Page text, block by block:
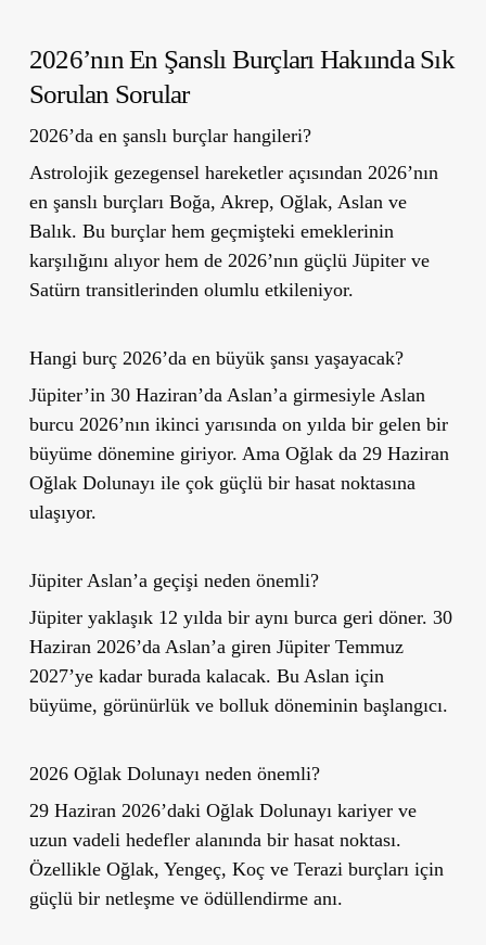
2026’nın En Şanslı Burçları Hakıında Sık
Sorulan Sorular
2026’da en şanslı burçlar hangileri?
Astrolojik gezegensel hareketler açısından 2026’nın
en şanslı burçları Boğa, Akrep, Oğlak, Aslan ve
Balık. Bu burçlar hem geçmişteki emeklerinin
karşılığını alıyor hem de 2026’nın güçlü Jüpiter ve
Satürn transitlerinden olumlu etkileniyor.
Hangi burç 2026’da en büyük şansı yaşayacak?
Jüpiter’in 30 Haziran’da Aslan’a girmesiyle Aslan
burcu 2026’nın ikinci yarısında on yılda bir gelenbir
büyüme dönemine giriyor. Ama Oğlak da 29 Haziran
Oğlak Dolunayı ile çok güçlü bir hasat noktasına
ulaşıyor.
Jüpiter Aslan’a geçişi neden önemli?
Jüpiter yaklaşık 12 yılda bir aynı burca geri döner. 30
Haziran 2026’da Aslan’a giren Jüpiter Temmuz
2027’ye kadar burada kalacak. Bu Aslan için
büyüme, görünürlük ve bolluk döneminin başlangıcı.
2026 Oğlak Dolunayı neden önemli?
29 Haziran 2026’daki Oğlak Dolunayı kariyer ve
uzun vadeli hedefler alanında bir hasat noktası.
Özellikle Oğlak, Yengeç, Koç ve Terazi burçları için
güçlü bir netleşme ve ödüllendirme anı.